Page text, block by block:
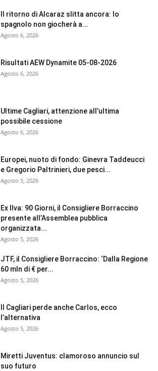
Il ritorno di Alcaraz slitta ancora: lo
spagnolo non giocherà a...
Agosto 6, 2026
Risultati AEW Dynamite 05-08-2026
Agosto 6, 2026
Ultime Cagliari, attenzione all’ultima
possibile cessione
Agosto 6, 2026
Europei, nuoto di fondo: Ginevra Taddeucci
e Gregorio Paltrinieri, due pesci...
Agosto 5, 2026
Ex Ilva: 90 Giorni, il Consigliere Borraccino
presente all’Assemblea pubblica
organizzata...
Agosto 5, 2026
JTF, il Consigliere Borraccino: ‘Dalla Regione
60 mln di € per...
Agosto 5, 2026
Il Cagliari perde anche Carlos, ecco
l’alternativa
Agosto 5, 2026
Miretti Juventus: clamoroso annuncio sul
suo futuro